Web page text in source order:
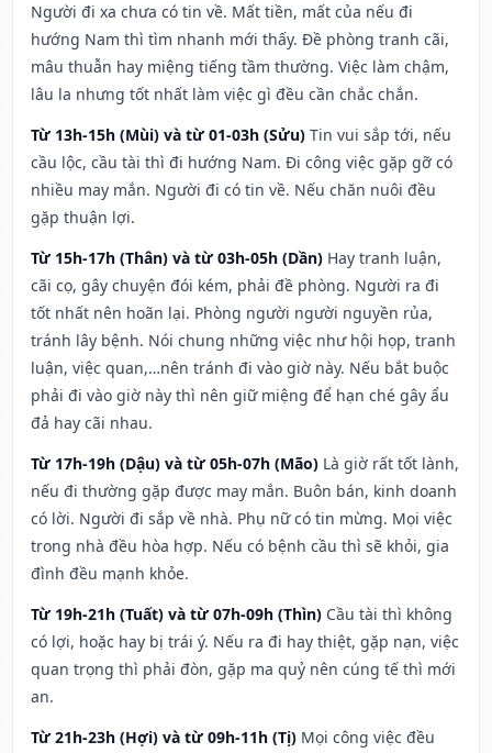
Người đi xa chưa có tin về. Mất tiền, mất của nếu đi
hướng Nam thì tìm nhanh mới thấy. Đề phòng tranh cãi,
mâu thuẫn hay miệng tiếng tầm thường. Việc làm chậm,
lâu la nhưng tốt nhất làm việc gì đều cần chắc chắn.
Từ 13h-15h (Mùi) và từ 01-03h (Sửu) Tin vui sắp tới, nếu
cầu lộc, cầu tài thì đi hướng Nam. Đi công việc gặp gỡ có
nhiều may mắn. Người đi có tin về. Nếu chăn nuôi đều
gặp thuận lợi.
Từ 15h-17h (Thân) và từ 03h-05h (Dần) Hay tranh luận,
cãi cọ, gây chuyện đói kém, phải đề phòng. Người ra đi
tốt nhất nên hoãn lại. Phòng người người nguyền rủa,
tránh lây bệnh. Nói chung những việc như hội họp, tranh
luận, việc quan,…nên tránh đi vào giờ này. Nếu bắt buộc
phải đi vào giờ này thì nên giữ miệng để hạn ché gây ẩu
đả hay cãi nhau.
Từ 17h-19h (Dậu) và từ 05h-07h (Mão) Là giờ rất tốt lành,
nếu đi thường gặp được may mắn. Buôn bán, kinh doanh
có lời. Người đi sắp về nhà. Phụ nữ có tin mừng. Mọi việc
trong nhà đều hòa hợp. Nếu có bệnh cầu thì sẽ khỏi, gia
đình đều mạnh khỏe.
Từ 19h-21h (Tuất) và từ 07h-09h (Thìn) Cầu tài thì không
có lợi, hoặc hay bị trái ý. Nếu ra đi hay thiệt, gặp nạn, việc
quan trọng thì phải đòn, gặp ma quỷ nên cúng tế thì mới
an.
Từ 21h-23h (Hợi) và từ 09h-11h (Tị) Mọi công việc đều